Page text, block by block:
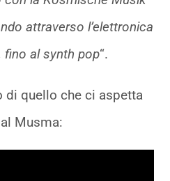
attraverso l’elettronica
fino al synth pop“.
di quello che ci aspetta
Musma: